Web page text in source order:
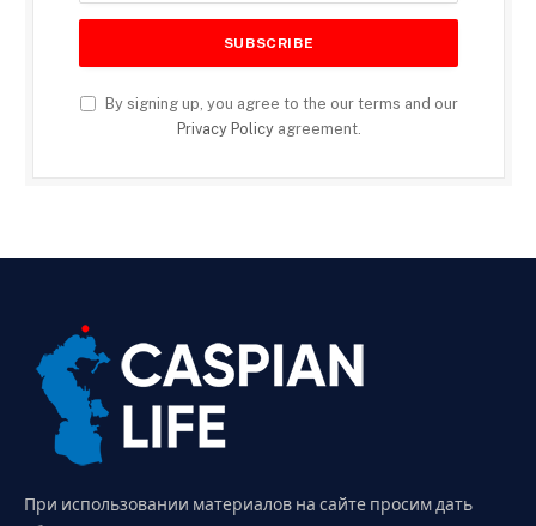
By signing up, you agree to the our terms and our
Privacy Policyagreement.
При использовании материалов на сайте просим дать